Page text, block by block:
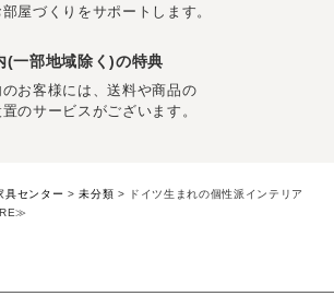
屋づくりをサポートします。
(一部地域除く)の特典
お客様には、送料や商品の
のサービスがございます。
具センター >未分類 >
ドイツ生まれの個性派インテリア